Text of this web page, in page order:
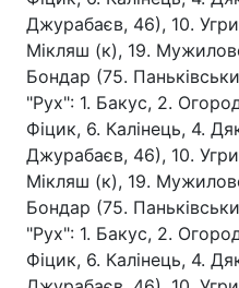
Джурабаєв, 46), 10.
Мікляш (к), 19.
Бондар (75.
"Рух": 1. Бакус, 2.
Фіцик, 6. Калінець, 4.
Джурабаєв, 46), 10.
Мікляш (к), 19.
Бондар (75.
"Рух": 1. Бакус, 2.
Фіцик, 6. Калінець, 4.